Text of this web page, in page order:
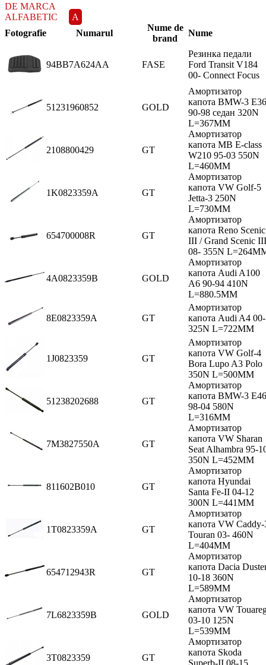
DE MARCA
ALFABETIC
A
Fotografie
Numarul
Nume de
brand
Nume
94BB7A624AA FASE
Резинка педали
Ford Transit V184
00- Connect Focus
51231960852 GOLD
Амортизатор
капота BMW-3 E36
90-98 седан 320N
L=367MM
2108800429 GT
Амортизатор
капота MB E-class
W210 95-03 550N
L=460MM
1K0823359A GT
Амортизатор
капота VW Golf-5
Jetta-3 250N
L=730MM
654700008R GT
Амортизатор
капота Reno Scenic
III / Grand Scenic III
08- 355N
4A0823359B GOLD
Амортизатор
капота Audi A100
A6 90-94 410N
L=880.5MM
8E0823359A GT
Амортизатор
капота Audi A4 00-
325N L=722MM
1J0823359 GT
Амортизатор
капота VW Golf-4
Bora Lupo A3 Polo
350N L=500MM
51238202688 GT
Амортизатор
капота BMW-3 E46
98-04 580N
L=316MM
7M3827550A GT
Амортизатор
капота VW Sharan
Seat Alhambra 95-
350N L=452MM
811602B010 GT
Амортизатор
капота Hyundai
Santa Fe-II 04-12
300N L=441MM
1T0823359A GT
Амортизатор
капота VW Caddy-
Touran 03- 460N
L=404MM
654712943R GT
Амортизатор
капота Dacia
10-18 360N
L=589MM
7L6823359B GOLD
Амортизатор
капота VW
03-10 125N
L=539MM
3T0823359 GT
Амортизатор
капота Skoda
Superb-II 08-15